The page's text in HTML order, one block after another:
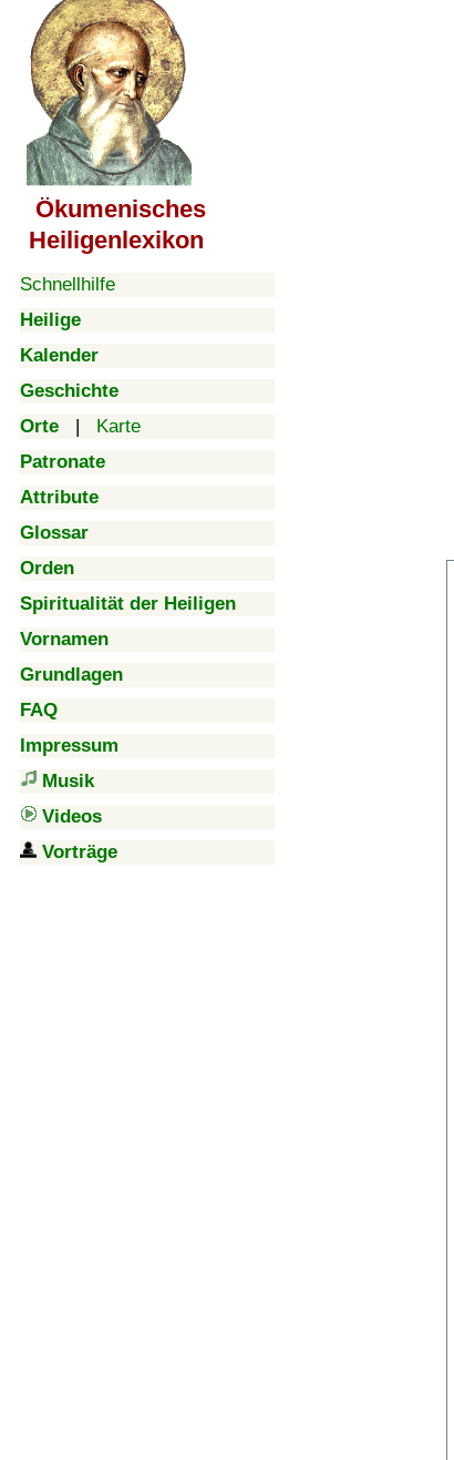
Ökumenisches
Heiligenlexikon
Schnellhilfe
Heilige
Kalender
Geschichte
Orte | Karte
Patronate
Attribute
Glossar
Orden
Spiritualität der Heiligen
Vornamen
Grundlagen
FAQ
Impressum
Musik
Videos
Vorträge